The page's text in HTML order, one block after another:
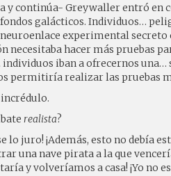
y continúa- Greywaller entró en
galácticos. Individuos…
experimental
necesitaba hacer más pruebas
individuos iban a ofrecernos
permitiría realizar las pruebas
realista?
lo juro! ¡Además, esto no debía
una nave pirata a la que
y volveríamos a casa! ¡Yo no